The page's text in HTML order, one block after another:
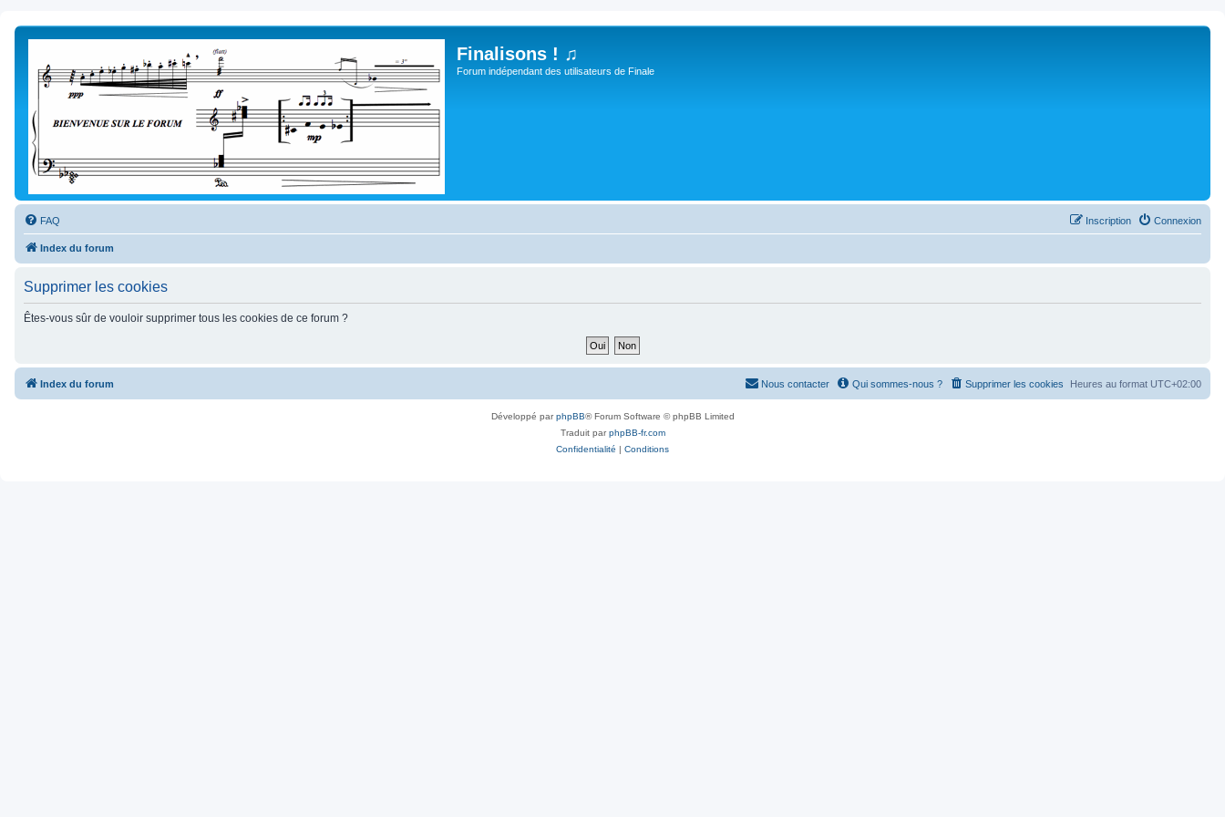
Finalisons ! ♫
Forum indépendant des utilisateurs de Finale
FAQ Connexion
Inscription
Index du forum
Supprimer les cookies
Êtes-vous sûr de vouloir supprimer tous les cookies de ce forum ?
Index du forum Heures au format UTC+02:00
Supprimer les cookies
Qui sommes-nous ?
Nous contacter
Développé parphpBB® Forum Software © phpBB Limited
Traduit parphpBB-fr.com
Confidentialité | Conditions